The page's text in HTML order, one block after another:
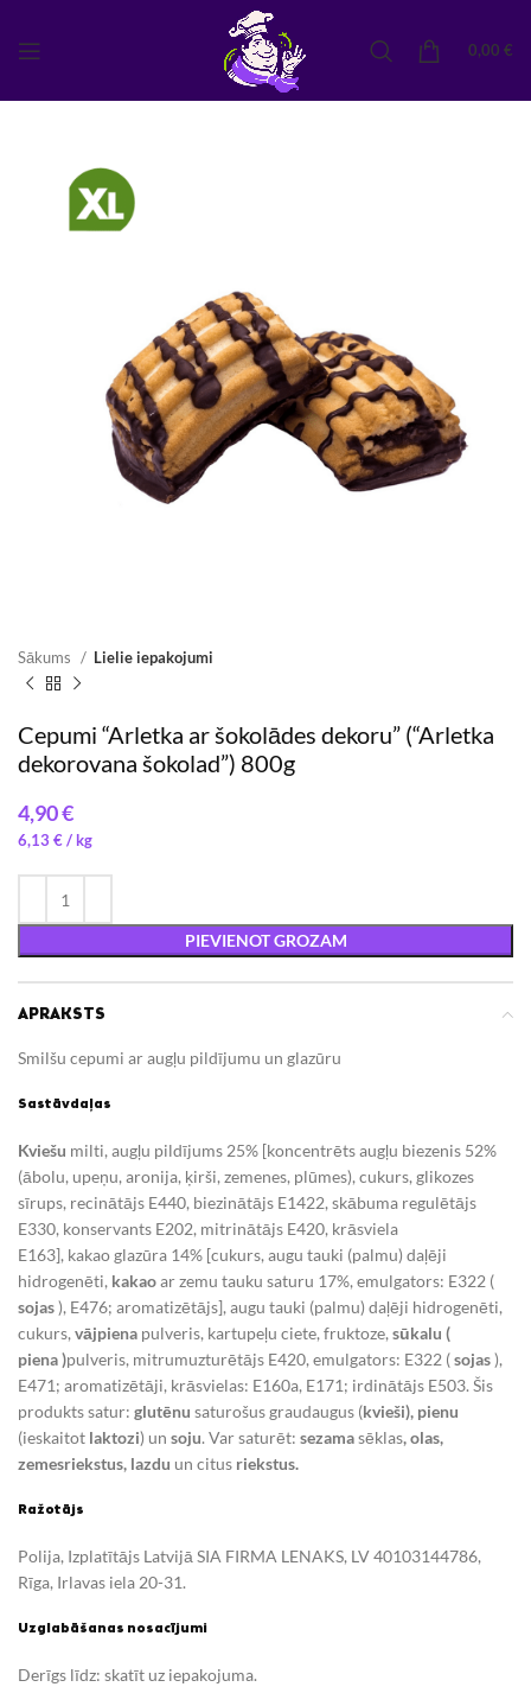
0,00 €
Sākums Lielie iepakojumi
Cepumi “Arletka ar šokolādes dekoru” (“Arletka
dekorovana šokolad”) 800g
€
6,13 €/
PIEVIENOT GROZAM
APRAKSTS
Smilšu cepumi ar augļu pildījumu un glazūru
Sastāvdaļas
Kviešu milti, augļu pildījums 25% [koncentrēts augļu biezenis 52%
(ābolu, upeņu, aronija, ķirši, zemenes, plūmes), cukurs, glikozes
sīrups, recinātājs E440, biezinātājs E1422, skābuma regulētājs
E330, konservants E202, mitrinātājs E420, krāsviela
E163], kakao glazūra 14% [cukurs, augu tauki (palmu) daļēji
hidrogenēti, kakaoar zemu tauku saturu 17%, emulgators: E322 (
sojas), E476; aromatizētājs], augu tauki (palmu) daļēji hidrogenēti,
cukurs, vājpiena pulveris, kartupeļu ciete, fruktoze, sūkalu (
piena )pulveris, mitrumuzturētājs E420, emulgators: E322 (sojas),
E471; aromatizētāji, krāsvielas: E160a, E171; irdinātājs E503. Šis
produkts satur: glutēnu saturošus graudaugus (kvieši), pienu
(ieskaitot laktozi) un soju. Var saturēt: sezamasēklas, olas,
zemesriekstus, lazdu un citus riekstus.
Ražotājs
Polija, Izplatītājs Latvijā SIA FIRMA LENAKS, LV 40103144786,
Rīga, Irlavas iela 20-31.
Uzglabāšanas nosacījumi
Derīgs līdz: skatīt uz iepakojuma.